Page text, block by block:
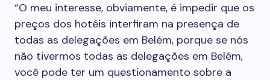
“O meu interesse, obviamente, é impedir que os
preços dos hotéis interfiram na presença de
todas as delegações em Belém, porque se nós
não tivermos todas as delegações em Belém,
você pode ter um questionamento sobre a